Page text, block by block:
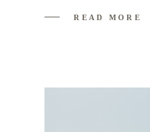
READ MORE